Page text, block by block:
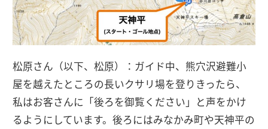
松原さん（以下、松原）：ガイド中、熊穴沢避難小
屋を越えたところの長いクサリ場を登りきったら、
私はお客さんに「後ろを御覧ください」と声をかけ
るようにしています。後ろにはみなかみ町や天神平の